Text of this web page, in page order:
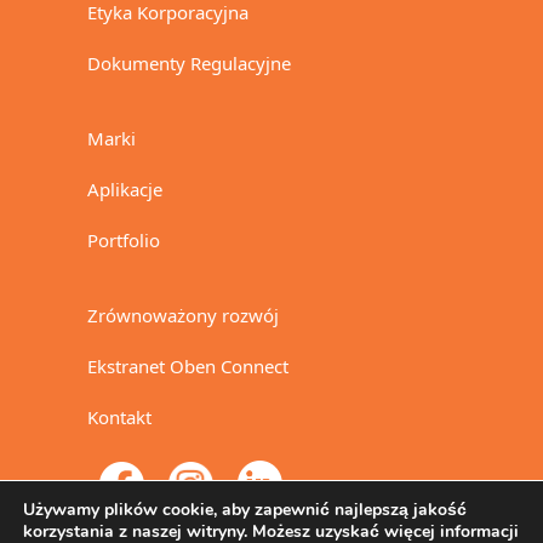
Etyka Korporacyjna
Dokumenty Regulacyjne
Marki
Aplikacje
Portfolio
Zrównoważony rozwój
Ekstranet Oben Connect
Kontakt
Używamy plików cookie, aby zapewnić najlepszą jakość
korzystania z naszej witryny. Możesz uzyskać więcej informacji